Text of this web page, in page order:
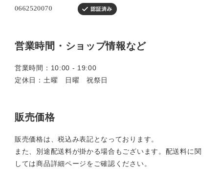
営業時間・ショップ情報など
営業時間：10:00 - 19:00
定休日：土曜 日曜 祝祭日
販売価格
販売価格は、税込み表記となっております。
また、別途配送料が掛かる場合もございます。配送料に関
しては商品詳細ページをご確認ください。